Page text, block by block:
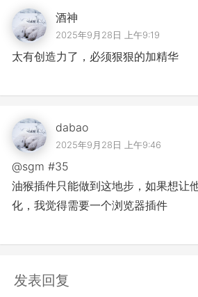
酒神
2025年9月28日 上午9:19
太有创造力了，必须狠狠的加精华
dabao
2025年9月28日 上午9:46
@sgm #35
油猴插件只能做到这地步，如果想让
化，我觉得需要一个浏览器插件
发表回复